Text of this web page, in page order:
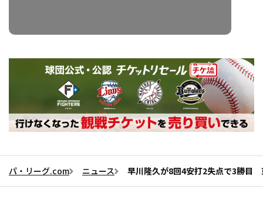
パ・リーグ.com ニュース 早川隆久が8回4安打2失点で3勝目